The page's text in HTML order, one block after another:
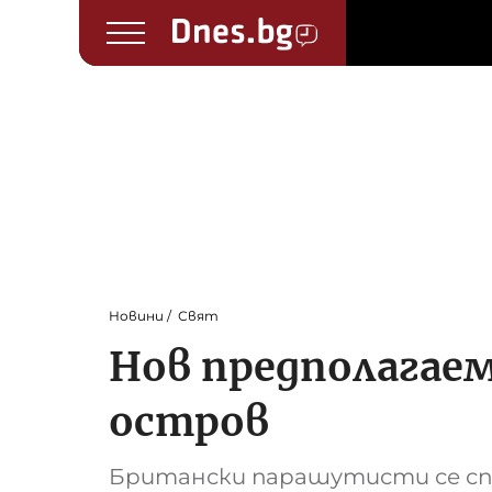
Новини Свят
Нов
остров
Британски парашутисти се